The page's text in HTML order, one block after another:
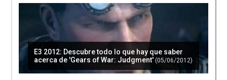
E3 2012: Descubre todo lo que hay que saber
acerca de 'Gears of War: Judgment' (05/06/2012)